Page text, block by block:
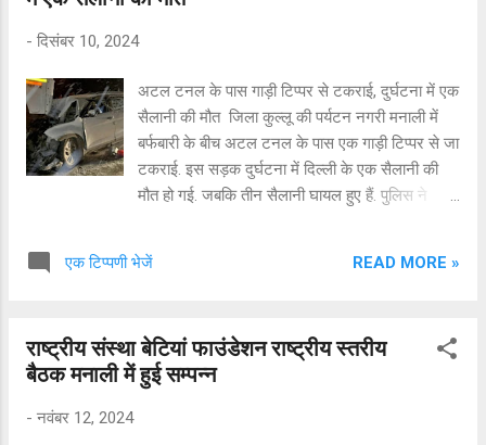
- दिसंबर 10, 2024
अटल टनल के पास गाड़ी टिप्पर से टकराई, दुर्घटना में एक
सैलानी की मौत जिला कुल्लू की पर्यटन नगरी मनाली में
बर्फबारी के बीच अटल टनल के पास एक गाड़ी टिप्पर से जा
टकराई. इस सड़क दुर्घटना में दिल्ली के एक सैलानी की
मौत हो गई. जबकि तीन सैलानी घायल हुए हैं. पुलिस ने
घायलों का मनाली अस्पताल में इलाज किया जा रहा है.
डीएसपी मनाली केडी शर्मा ने बताया कि बीती शाम के समय
अटल टनल के पास भारी बर्फबारी हुई. ऐसे में गाड़ियों को
एक टिप्पणी भेजें READ MORE »
राष्ट्रीय संस्था बेटियां फाउंडेशन राष्ट्रीय स्तरीय
बैठक मनाली में हुई सम्पन्न
- नवंबर 12, 2024